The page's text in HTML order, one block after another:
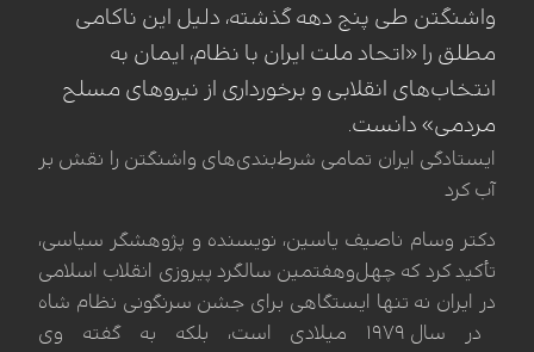
واشنگتن طی پنج دهه گذشته، دلیل این ناکامی
مطلق را «اتحاد ملت ایران با نظام، ایمان به
انتخاب‌های انقلابی و برخورداری از نیروهای مسلح
مردمی» دانست.
ایستادگی ایران تمامی شرط‌بندی‌های واشنگتن را نقش بر
آب کرد
دکتر وسام ناصیف یاسین، نویسنده و پژوهشگر سیاسی،
تأکید کرد که چهل‌وهفتمین سالگرد پیروزی انقلاب اسلامی
در ایران نه تنها ایستگاهی برای جشن سرنگونی نظام شاه
در سال ۱۹۷۹ میلادی است، بلکه به گفته وی